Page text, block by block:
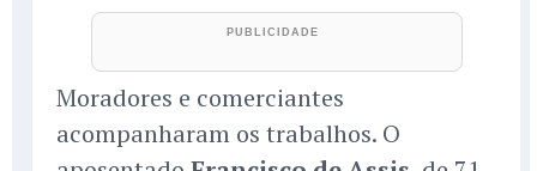
Moradores e comerciantes
acompanharam os trabalhos. O